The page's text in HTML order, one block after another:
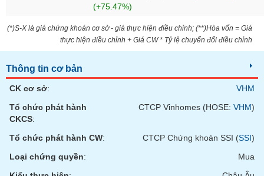
(+75.47%)
(*)S-X là giá chứng khoán cơ sở - giá thực hiện điều chỉnh; (**)Hòa vốn = Giá
thực hiện điều chỉnh + Giá CW * Tỷ lệ chuyển đổi điều chỉnh
Thông tin cơ bản
CK cơ sở:
VHM
Tổ chức phát hành
CKCS:
CTCP Vinhomes (HOSE: VHM)
Tổ chức phát hành CW: CTCP Chứng khoán SSI (SSI)
Loại chứng quyền:
Mua
Thuật
(-)
Dịch
vụ
(-)
Đào